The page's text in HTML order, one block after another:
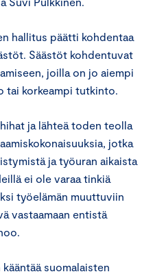
hallitus päätti kohdentaa
Säästöt kohdentuvat
joilla on jo aiempi
tai korkeampi tutkinto.
ja lähteä toden teolla
jotka
ja työuran aikaista
ei ole varaa tinkiä
työelämän muuttuviin
vastaamaan entistä
suomalaisten